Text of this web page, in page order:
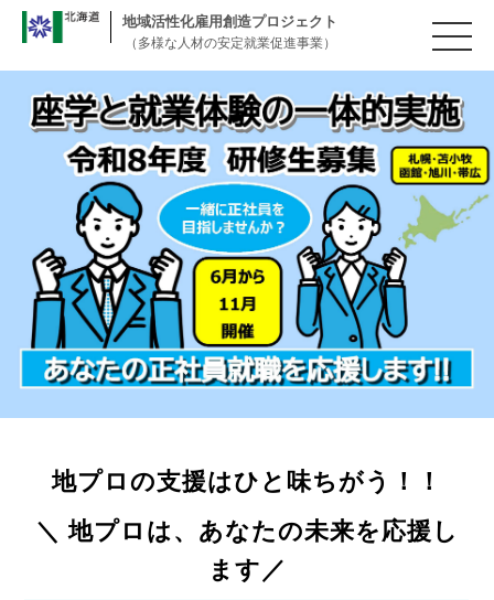
地域活性化雇用創造プロジェクト
（多様な人材の安定就業促進事業）
地プロの支援はひと味ちがう！！
地プロは、あなたの未来を応援し
ます